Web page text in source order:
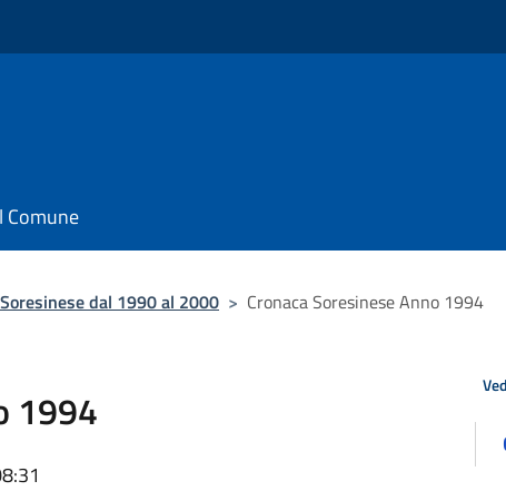
Comune
dal 1990 al 2000 > Cronaca Soresinese Anno 1994
1994